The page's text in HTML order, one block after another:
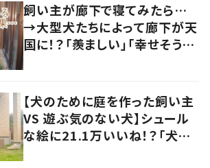
飼い主が廊下で寝てみたら…
→大型犬たちによって廊下が天
国に！？「羨ましい」「幸せそう」
【犬のために庭を作った飼い主
VS 遊ぶ気のない犬】シュール
な絵に21.1万いいね！？「犬の